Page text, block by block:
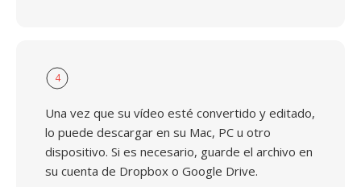
4
Una vez que su vídeo esté convertido y editado,
lo puede descargar en su Mac, PC u otro
dispositivo. Si es necesario, guarde el archivo en
su cuenta de Dropbox o Google Drive.